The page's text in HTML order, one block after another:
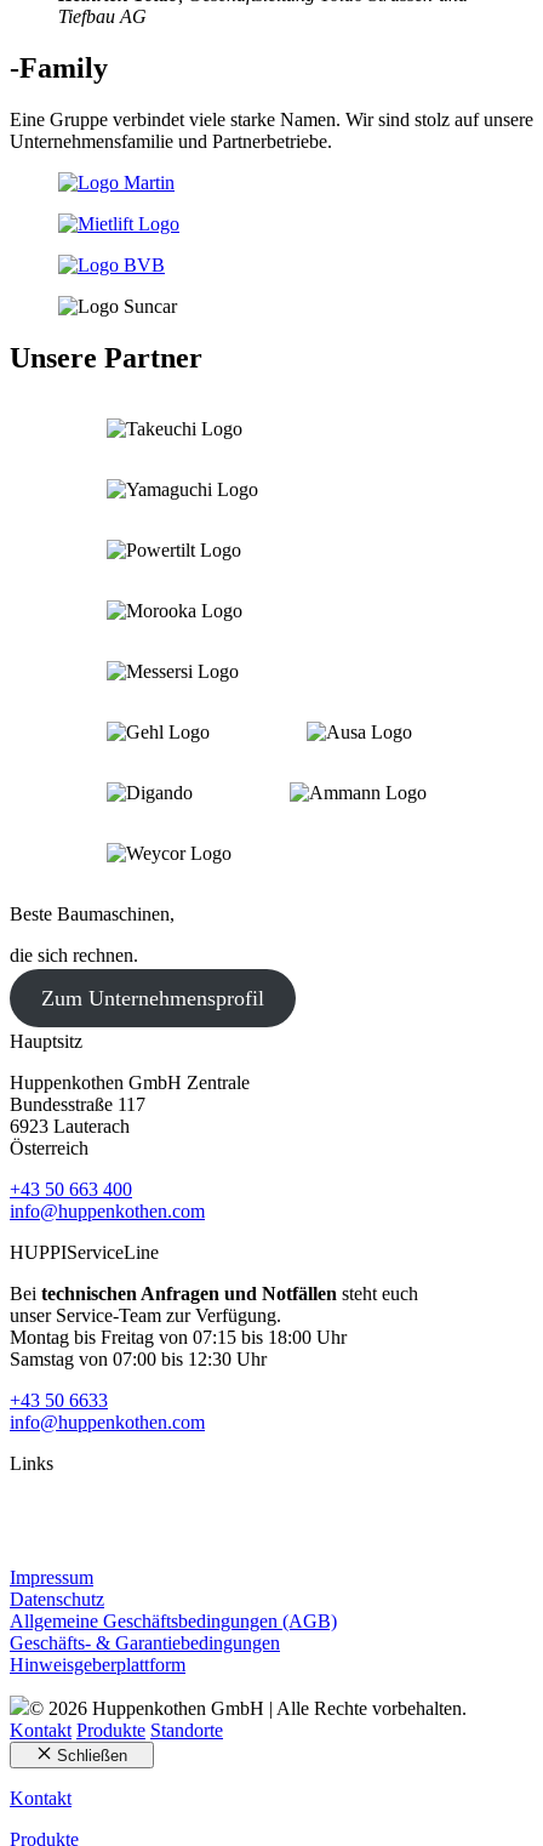
Tiefbau AG
-Family
Eine Gruppe verbindet viele starke Namen. Wir sind stolz auf unsere
Unternehmensfamilie und Partnerbetriebe.
Unsere Partner
Beste Baumaschinen,
die sich rechnen.
Zum Unternehmensprofil
Hauptsitz
Huppenkothen GmbH Zentrale
Bundesstraße 117
6923 Lauterach
Österreich
+43 50 663 400
info@huppenkothen.com
HUPPIServiceLine
Bei technischen Anfragen und Notfällen steht euch
unser Service-Team zur Verfügung.
Montag bis Freitag von 07:15 bis 18:00 Uhr
Samstag von 07:00 bis 12:30 Uhr
+43 50 6633
info@huppenkothen.com
Links
Impressum
Datenschutz
Allgemeine Geschäftsbedingungen (AGB)
Geschäfts- & Garantiebedingungen
Hinweisgeberplattform
© 2026 Huppenkothen GmbH | Alle Rechte vorbehalten.
Kontakt Produkte Standorte
Schließen
Kontakt
Produkte